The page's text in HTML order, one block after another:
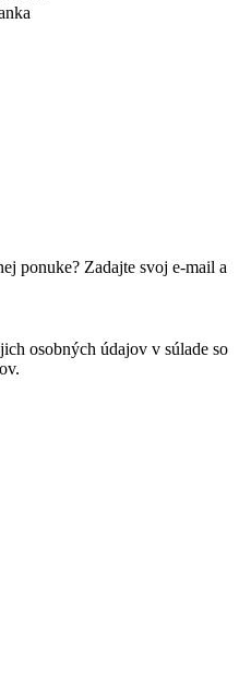
ponuke? Zadajte svoj e-mail a
osobných údajov v súlade so